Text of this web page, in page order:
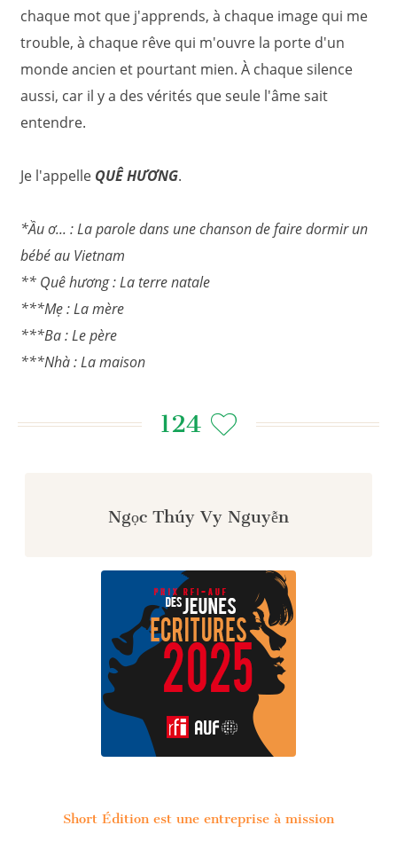
Ngọc Thúy Vy Nguyễn
chaque mot que j'apprends, à chaque image qui me
trouble, à chaque rêve qui m'ouvre la porte d'un
monde ancien et pourtant mien. À chaque silence
aussi, car il y a des vérités que seule l'âme sait
entendre.
Je l'appelle QUÊ HƯƠNG.
*Ầu ơ... : La parole dans une chanson de faire dormir un
bébé au Vietnam
** Quê hương : La terre natale
***Mẹ : La mère
***Ba : Le père
***Nhà : La maison
124
Short Édition est une entreprise à mission